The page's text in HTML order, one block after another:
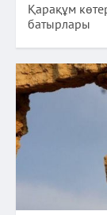
Қарақұм
батырлары